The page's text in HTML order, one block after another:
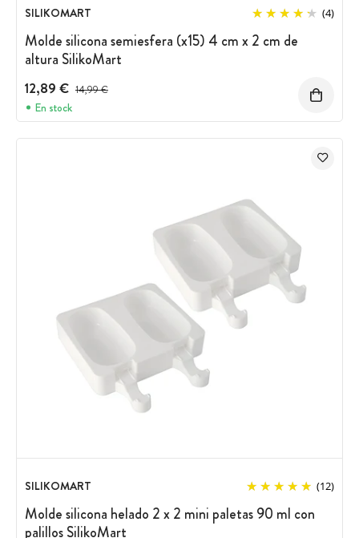
SILIKOMART (4)
Molde silicona semiesfera (x15) 4 cm x 2 cm de
altura SilikoMart
12,89 € Precio antes del descuento
14,99 €
En stock
SILIKOMART (12)
Molde silicona helado 2 x 2 mini paletas 90 ml con
palillos SilikoMart